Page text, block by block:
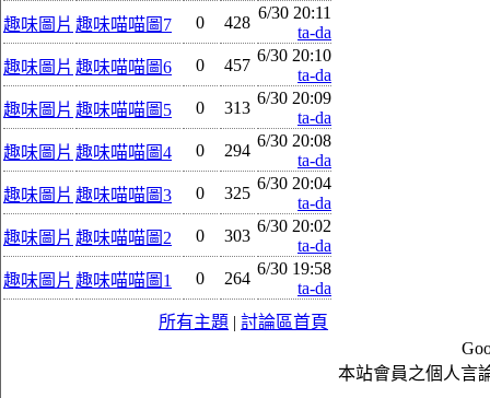
趣味圖片 趣味喵喵圖7 0 428
6/30 20:11
ta-da
趣味圖片 趣味喵喵圖6 0 457
6/30 20:10
ta-da
趣味圖片 趣味喵喵圖5 0 313
6/30 20:09
ta-da
趣味圖片 趣味喵喵圖4 0 294
6/30 20:08
ta-da
趣味圖片 趣味喵喵圖3 0 325
6/30 20:04
ta-da
趣味圖片 趣味喵喵圖2 0 303
6/30 20:02
ta-da
趣味圖片 趣味喵喵圖1 0 264
6/30 19:58
ta-da
所有主題 | 討論區首頁
本站會員之個人言